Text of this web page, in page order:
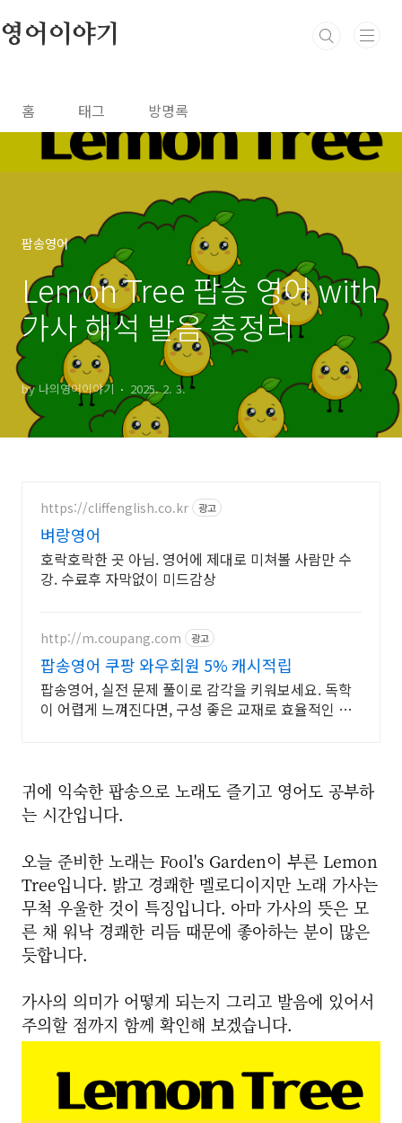
영어이야기
홈 태그 방명록
팝송영어
Lemon Tree 팝송 영어 with
가사 해석 발음 총정리
by 나의영어이야기 2025. 2. 3.
https://cliffenglish.co.kr 광고
벼랑영어
호락호락한 곳 아님. 영어에 제대로 미쳐볼 사람만 수
강. 수료후 자막없이 미드감상
http://m.coupang.com 광고
팝송영어 쿠팡 와우회원 5% 캐시적립
팝송영어, 실전 문제 풀이로 감각을 키워보세요. 독학
이 어렵게 느껴진다면, 구성 좋은 교재로 효율적인 학
귀에 익숙한 팝송으로 노래도 즐기고 영어도 공부하
는 시간입니다.
오늘 준비한 노래는 Fool's Garden이 부른 Lemon
Tree입니다. 밝고 경쾌한 멜로디이지만 노래 가사는
무척 우울한 것이 특징입니다. 아마 가사의 뜻은 모
른 채 워낙 경쾌한 리듬 때문에 좋아하는 분이 많은
듯합니다.
가사의 의미가 어떻게 되는지 그리고 발음에 있어서
주의할 점까지 함께 확인해 보겠습니다.